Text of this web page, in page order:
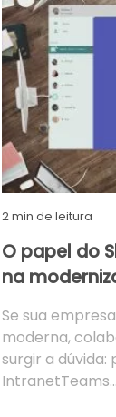
2min de leitura
O papel do
na
Se sua
moderna,
surgir a dúvida:
IntranetTeams…